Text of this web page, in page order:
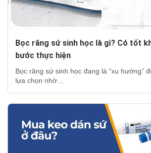
Bọc răng sứ sinh học là gì? Có tốt
bước thực hiện
Bọc răng sứ sinh học đang là “xu hướng”
lựa chọn nhờ…